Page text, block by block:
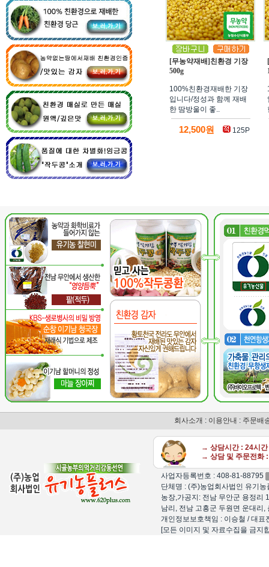
[무농약재배]친환경 기장
500g
100%친환경재배한 기장
입니다/정성과 함께 재배
한 땀방울이 좋..
12,500원 125P
회사소개 : 이용안내 : 주문배
→ 상담시간 : 24시간
→ 상담 및 주문전화
사업자등록번호 : 408-81-88795
단체명 : (주)농업회사법인 유기
농장,가공지: 전남 무안군 용정리
남리, 전남 고흥군 두원면 운대리
개인정보보호책임 : 이승철 / 대
[모든 이미지 및 자료수집을 금지